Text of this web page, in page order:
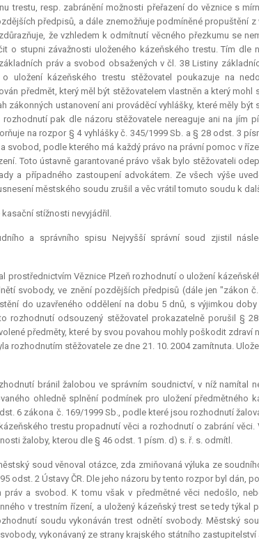
trestu, resp. zabránění možnosti přeřazení do věznice s
předpisů, a dále znemožňuje podmíněné propuštění
že vzhledem k odmítnutí věcného přezkumu se
o stupni závažnosti uloženého kázeňského trestu. Tím dle
práv a svobod obsažených v čl. 38 Listiny
uložení kázeňského trestu stěžovatel poukazuje na
předmět, který měl být stěžovatelem vlastněn a který
zákonných ustanovení ani prováděcí vyhlášky, které měly
pak dle názoru stěžovatele nereaguje ani na jím
na rozpor § 4 vyhlášky č. 345/1999 Sb. a § 28 odst. 3
svobod, podle kterého má každý právo na právní pomoc v
Toto ústavně garantované právo však bylo stěžovateli
a případného zastoupení advokátem. Ze všech výše
městského soudu zrušil a věc vrátil tomuto soudu k
stížnosti nevyjádřil.
a správního spisu Nejvyšší správní soud zjistil
prostřednictvím Věznice Plzeň rozhodnutí o uložení
svobody, ve znění pozdějších předpisů (dále jen "zákon
do uzavřeného oddělení na dobu 5 dnů, s výjimkou
rozhodnutí odsouzený stěžovatel prokazatelně porušil §
předměty, které by svou povahou mohly poškodit
rozhodnutím stěžovatele ze dne 21. 10. 2004 zamítnuta.
bránil žalobou ve správním soudnictví, v níž namítal
ohledně splnění podmínek pro uložení předmětného
6 zákona č. 169/1999 Sb., podle které jsou rozhodnutí
trestu propadnutí věci a rozhodnutí o zabrání
žaloby, kterou dle § 46 odst. 1 písm. d) s. ř. s. odmítl.
soud věnoval otázce, zda zmiňovaná výluka ze
odst. 2 Ústavy ČR. Dle jeho názoru by tento rozpor byl dán,
práv a svobod. K tomu však v předmětné věci nedošlo,
v trestním řízení, a uložený kázeňský trest se tedy
soudu vykonáván trest odnětí svobody. Městský
vykonávaný ze strany krajského státního